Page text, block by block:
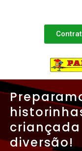
diversão!